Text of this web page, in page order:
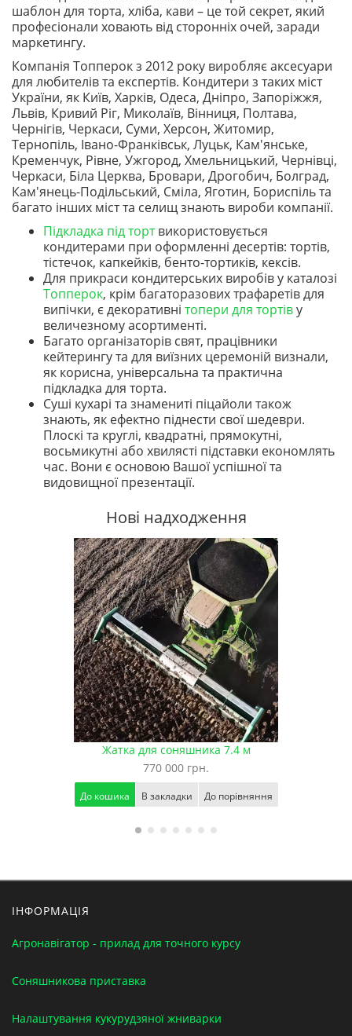
шаблон для торта, хліба, кави – це той секрет, який
професіонали ховають від сторонніх очей, заради
маркетингу.
Компанія Топперок з 2012 року виробляє аксесуари
для любителів та експертів. Кондитери з таких міст
України, як Київ, Харків, Одеса, Дніпро, Запоріжжя,
Львів, Кривий Ріг, Миколаїв, Вінниця, Полтава,
Чернігів, Черкаси, Суми, Херсон, Житомир,
Тернопіль, Івано-Франківськ, Луцьк, Кам'янське,
Кременчук, Рівне, Ужгород, Хмельницький, Чернівці,
Черкаси, Біла Церква, Бровари, Дрогобич, Болград,
Кам'янець-Подільський, Сміла, Яготин, Бориспіль та
багато інших міст та селищ знають вироби компанії.
Підкладка під тортвикористовується
кондитерами при оформленні десертів: тортів,
тістечок, капкейків, бенто-тортиків, кексів.
Для прикраси кондитерських виробів у каталозі
Топперок, крім багаторазових трафаретів для
випічки, є декоративні топери для тортіву
величезному асортименті.
Багато організаторів свят, працівники
кейтерингу та для виїзних церемоній визнали,
як корисна, універсальна та практична
підкладка для торта.
Суші кухарі та знамениті піцайоли також
знають, як ефектно піднести свої шедеври.
Плоскі та круглі, квадратні, прямокутні,
восьмикутні або хвилясті підставки економлять
час. Вони є основою Вашої успішної та
видовищної презентації.
Нові надходження
Жатка для соняшника 7.4 м
770 000 грн.
До кошика В закладки До порівняння
ІНФОРМАЦІЯ
Агронавігатор - прилад для точного курсу
Соняшникова приставка
Налаштування кукурудзяної жниварки